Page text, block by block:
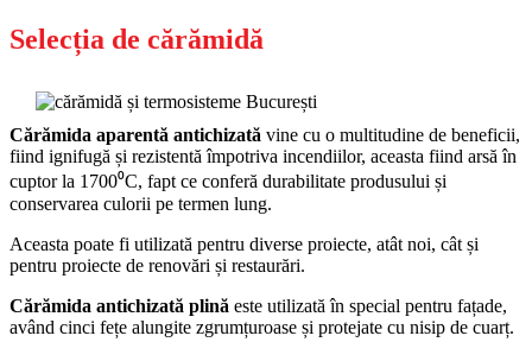
Selecția de cărămidă
Cărămida aparentă antichizată vine cu o multitudine de beneficii,
fiind ignifugă și rezistentă împotriva incendiilor, aceasta fiind arsă în
cuptor la 1700⁰C, fapt ce conferă durabilitate produsului și
conservarea culorii pe termen lung.
Aceasta poate fi utilizată pentru diverse proiecte, atât noi, cât și
pentru proiecte de renovări și restaurări.
Cărămida antichizată plină este utilizată în special pentru fațade,
având cinci fețe alungite zgrumțuroase și protejate cu nisip de cuarț.